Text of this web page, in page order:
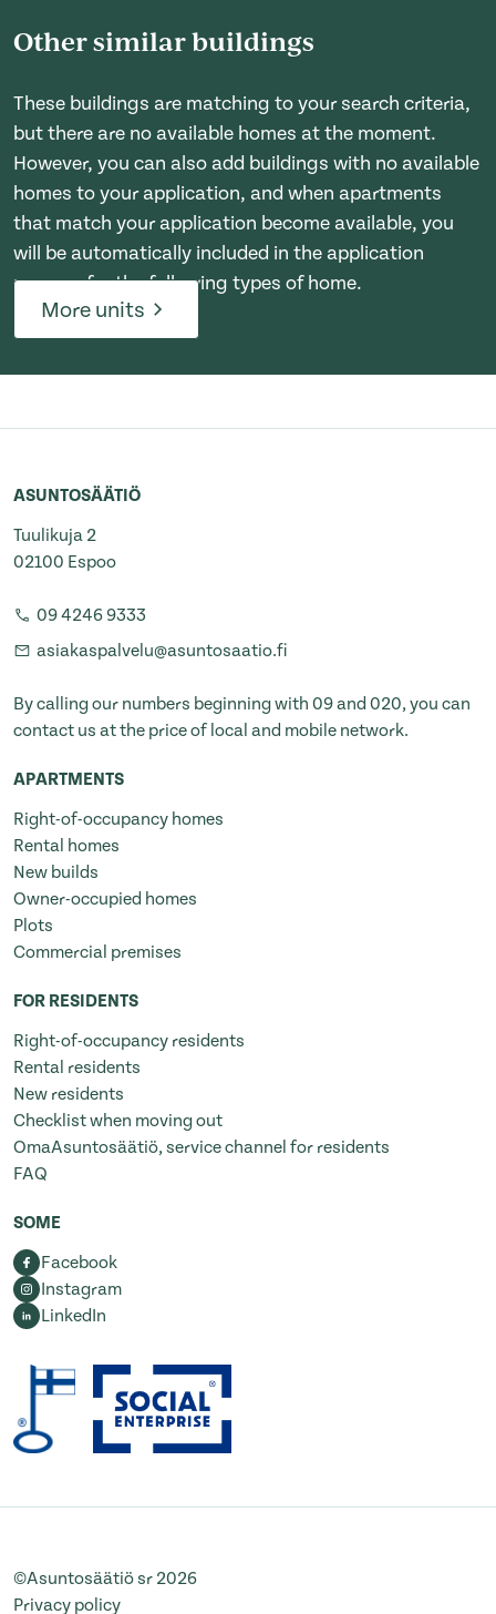
Other similar buildings
These buildings are matching to your search criteria,
but there are no available homes at the moment.
However, you can also add buildings with no available
homes to your application, and when apartments
that match your application become available, you
will be automatically included in the application
process for the following types of home.
More units
ASUNTOSÄÄTIÖ
Tuulikuja 2
02100 Espoo
09 4246 9333
asiakaspalvelu@asuntosaatio.fi
By calling our numbers beginning with 09 and 020, you can
contact us at the price of local and mobile network.
APARTMENTS
Right-of-occupancy homes
Rental homes
New builds
Owner-occupied homes
Plots
Commercial premises
FOR RESIDENTS
Right-of-occupancy residents
Rental residents
New residents
Checklist when moving out
OmaAsuntosäätiö, service channel for residents
FAQ
SOME
Facebook
Instagram
LinkedIn
©Asuntosäätiö sr 2026
Privacy policy